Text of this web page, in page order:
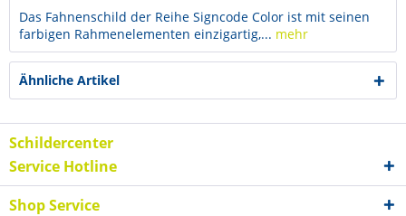
Das Fahnenschild der Reihe Signcode Color ist mit seinen
farbigen Rahmenelementen einzigartig,... mehr
Ähnliche Artikel
Schildercenter
Service Hotline
Shop Service